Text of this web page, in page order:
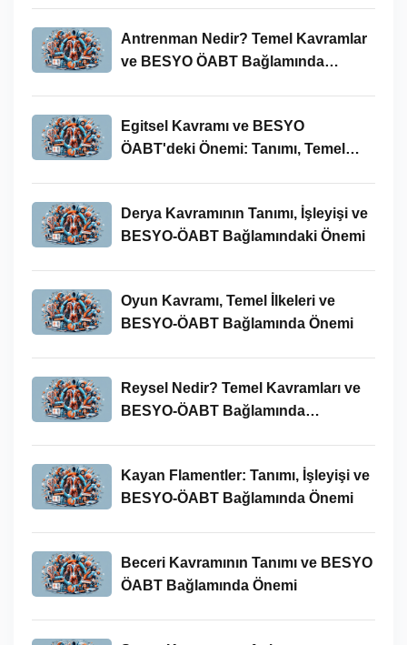
Antrenman Nedir? Temel Kavramlar
ve BESYO ÖABT Bağlamında
Egitsel Kavramı ve BESYO
ÖABT'deki Önemi: Tanımı, Temel
Derya Kavramının Tanımı, İşleyişi ve
BESYO-ÖABT Bağlamındaki Önemi
Oyun Kavramı, Temel İlkeleri ve
BESYO-ÖABT Bağlamında Önemi
Reysel Nedir? Temel Kavramları ve
BESYO-ÖABT Bağlamında
Kayan Flamentler: Tanımı, İşleyişi ve
BESYO-ÖABT Bağlamında Önemi
Beceri Kavramının Tanımı ve BESYO
ÖABT Bağlamında Önemi